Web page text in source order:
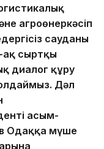
агроөнеркәсіп
сауданы
сыртқы
диалог құру
Дәл
Қасым-
Одаққа мүше